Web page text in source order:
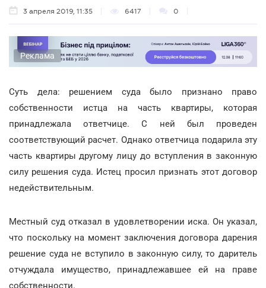
3 апреля 2019, 11:35 6417 0
Реклама
Суть дела: решением суда было признано право
собственности истца на часть квартиры, которая
принадлежала ответчице. С ней был проведен
соответствующий расчет. Однако ответчица подарила эту
часть квартиры другому лицу до вступления в законную
силу решения суда. Истец просил признать этот договор
недействительным.
Местный суд отказал в удовлетворении иска. Он указал,
что поскольку на момент заключения договора дарения
решение суда не вступило в законную силу, то даритель
отчуждала имущество, принадлежавшее ей на праве
собственности.